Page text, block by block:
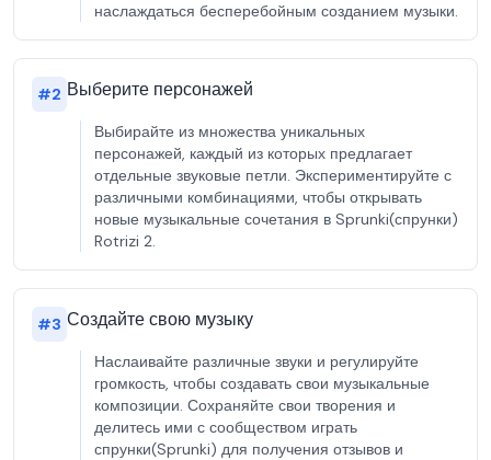
наслаждаться бесперебойным созданием музыки.
#2 Выберите персонажей
Выбирайте из множества уникальных
персонажей, каждый из которых предлагает
отдельные звуковые петли. Экспериментируйте с
различными комбинациями, чтобы открывать
новые музыкальные сочетания в Sprunki(спрунки)
Rotrizi 2.
#3 Создайте свою музыку
Наслаивайте различные звуки и регулируйте
громкость, чтобы создавать свои музыкальные
композиции. Сохраняйте свои творения и
делитесь ими с сообществом играть
спрунки(Sprunki) для получения отзывов и